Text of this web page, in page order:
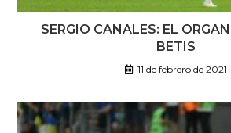
SERGIO CANALES: EL
BETIS
11 de febrero de 2021